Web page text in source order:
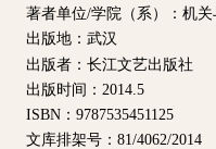
著者单位/学院（系）：机
出版地：武汉
出版者：长江文艺出版社
出版时间：2014.5
ISBN：9787535451125
文库排架号：81/4062/2014